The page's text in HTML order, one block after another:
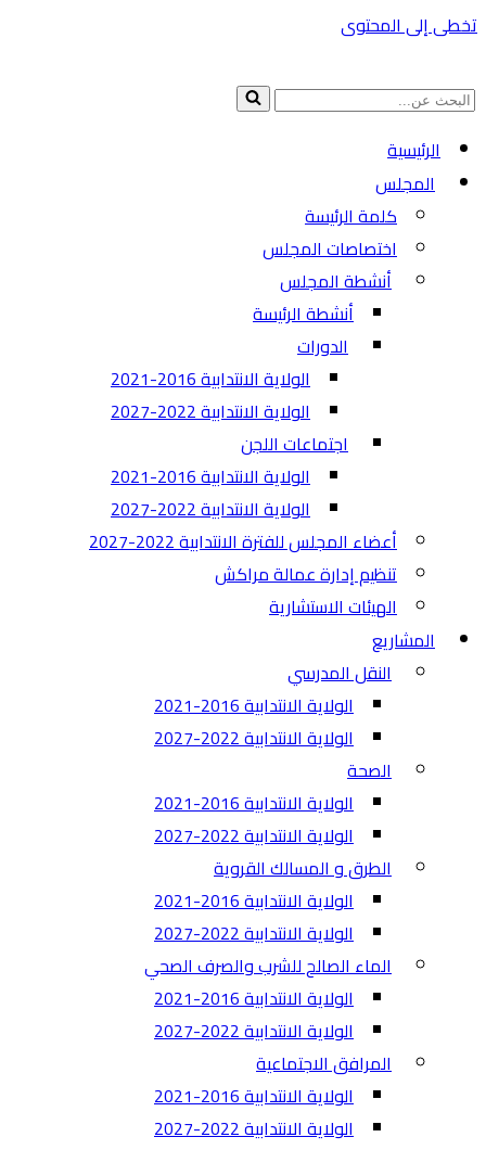
تخطى إلى المحتوى
البحث
الرئيسية
المجلس
كلمة الرئيسة
اختصاصات المجلس
أنشطة المجلس
أنشطة الرئيسة
الدورات
الولاية الانتدابية 2016-2021
الولاية الانتدابية 2022-2027
اجتماعات اللجن
الولاية الانتدابية 2016-2021
الولاية الانتدابية 2022-2027
أعضاء المجلس للفترة الانتدابية 2022-2027
تنظيم إدارة عمالة مراكش
الهيئات الاستشارية
المشاريع
النقل المدرسي
الولاية الانتدابية 2016-2021
الولاية الانتدابية 2022-2027
الصحة
الولاية الانتدابية 2016-2021
الولاية الانتدابية 2022-2027
الطرق و المسالك القروية
الولاية الانتدابية 2016-2021
الولاية الانتدابية 2022-2027
الماء الصالح للشرب والصرف الصحي
الولاية الانتدابية 2016-2021
الولاية الانتدابية 2022-2027
المرافق الاجتماعية
الولاية الانتدابية 2016-2021
الولاية الانتدابية 2022-2027